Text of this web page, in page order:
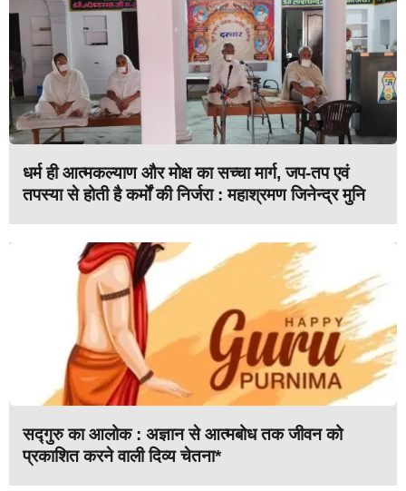
धर्म ही आत्मकल्याण और मोक्ष का सच्चा मार्ग, जप-तप एवं
तपस्या से होती है कर्मों की निर्जरा : महाश्रमण जिनेन्द्र मुनि
सद्गुरु का आलोक : अज्ञान से आत्मबोध तक जीवन को
प्रकाशित करने वाली दिव्य चेतना*